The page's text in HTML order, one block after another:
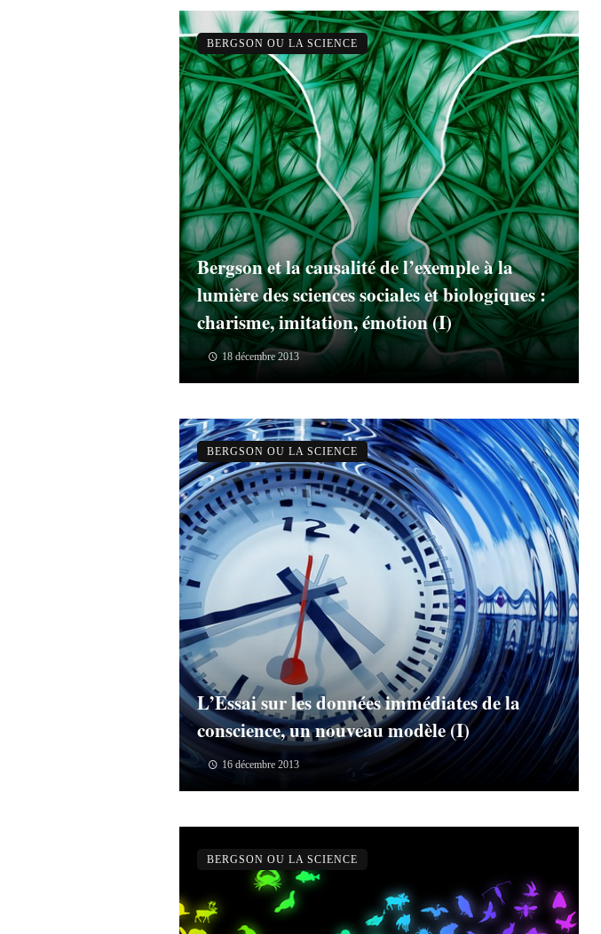
Bergson et la causalité de l’exemple à la
lumière des sciences sociales et biologiques :
charisme, imitation, émotion (I)
18 décembre 2013
BERGSON OU LA SCIENCE
L’Essai sur les données immédiates de la
conscience, un nouveau modèle (I)
16 décembre 2013
BERGSON OU LA SCIENCE
BERGSON OU LA SCIENCE